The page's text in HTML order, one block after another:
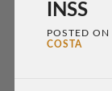
INSS
POSTED ON
COSTA